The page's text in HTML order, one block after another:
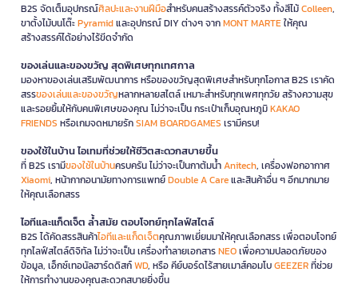
B2S จัดเต็มอุปกรณ์ศิลปะและงานฝีมือสำหรับคนสร้างสรรค์ตัวจริง ทั้งสีไม้Colleen,
ขาตั้งไม้บนโต๊ะPyramidและอุปกรณ์ DIY ต่างๆ จากMONT MARTEให้คุณ
สร้างสรรค์ได้อย่างไร้ขีดจำกัด
ของเล่นและของขวัญ สุดพิเศษทุกเทศกาล
มองหาของเล่นเสริมพัฒนาการ หรือของขวัญสุดพิเศษสำหรับทุกโอกาส B2S เราคัด
สรรของเล่นและของขวัญหลากหลายสไตล์ เหมาะสำหรับทุกเพศทุกวัย สร้างความสุข
และรอยยิ้มให้กับคนพิเศษของคุณ ไม่ว่าจะเป็น กระเป๋าเก็บอุณหภูมิKAKAO
FRIENDS หรือเกมจดหมายรักSIAM BOARDGAMES เรามีครบ!
ของใช้ในบ้าน ไอเทมที่ช่วยให้ชีวิตสะดวกสบายขึ้น
ที่ B2S เรามีของใช้ในบ้านครบครัน ไม่ว่าจะเป็นกาต้มน้ำAnitech, เครื่องฟอกอากาศ
Xiaomi, หน้ากากอนามัยทางการแพทย์Double A Careและสินค้าอื่น ๆ อีกมากมาย
ให้คุณเลือกสรร
ไอทีและแก็ดเจ็ต ล้ำสมัย ตอบโจทย์ทุกไลฟ์สไตล์
B2S ได้คัดสรรสินค้าไอทีและแก็ดเจ็ตคุณภาพเยี่ยมมาให้คุณเลือกสรร เพื่อตอบโจทย์
ทุกไลฟ์สไตล์ดิจิทัล ไม่ว่าจะเป็น เครื่องทำลายเอกสารNEOเพื่อความปลอดภัยของ
ข้อมูล, เอ็กซ์เทอนัลฮาร์ดดิสก์WD, หรือ คีย์บอร์ดไร้สายเมาส์คอมโบGEEZERที่ช่วย
ให้การทำงานของคุณสะดวกสบายยิ่งขึ้น